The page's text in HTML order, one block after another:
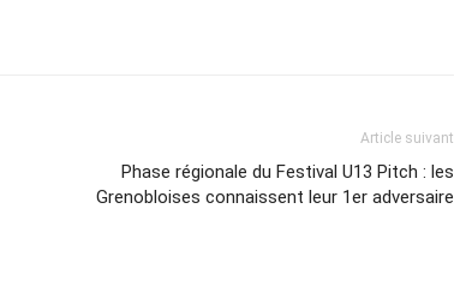
Article suivant
Phase régionale du Festival U13 Pitch : les
Grenobloises connaissent leur 1er adversaire